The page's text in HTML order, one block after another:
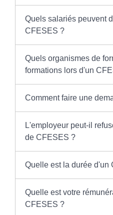
Quels salariés peuvent
CFESES ?
Quels organismes de
formations lors d'un
Comment faire une
L'employeur peut-il
de CFESES ?
Quelle est la durée d'un
Quelle est votre
CFESES ?